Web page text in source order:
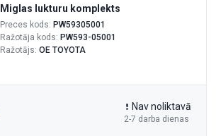
Miglas lukturu komplekts
Preces kods: PW59305001
Ražotāja kods: PW593-05001
Ražotājs: OE TOYOTA
2-7 darba dienas
Nav noliktavā